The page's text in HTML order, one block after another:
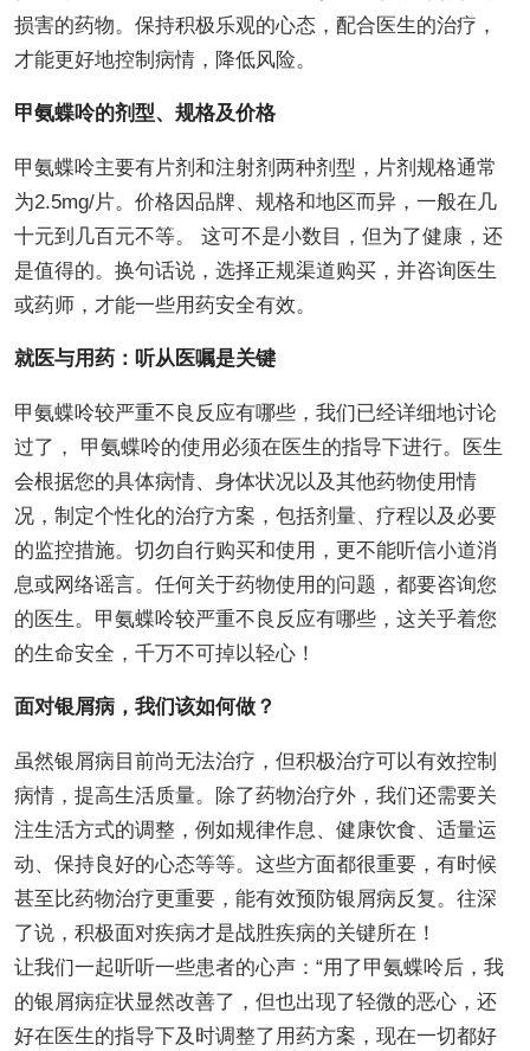
损害的药物。保持积极乐观的心态，配合医生的治疗，
才能更好地控制病情，降低风险。
甲氨蝶呤的剂型、规格及价格
甲氨蝶呤主要有片剂和注射剂两种剂型，片剂规格通常
为2.5mg/片。价格因品牌、规格和地区而异，一般在几
十元到几百元不等。 这可不是小数目，但为了健康，还
是值得的。换句话说，选择正规渠道购买，并咨询医生
或药师，才能一些用药安全有效。
就医与用药：听从医嘱是关键
甲氨蝶呤较严重不良反应有哪些，我们已经详细地讨论
过了， 甲氨蝶呤的使用必须在医生的指导下进行。医生
会根据您的具体病情、身体状况以及其他药物使用情
况，制定个性化的治疗方案，包括剂量、疗程以及必要
的监控措施。切勿自行购买和使用，更不能听信小道消
息或网络谣言。任何关于药物使用的问题，都要咨询您
的医生。甲氨蝶呤较严重不良反应有哪些，这关乎着您
的生命安全，千万不可掉以轻心！
面对银屑病，我们该如何做？
虽然银屑病目前尚无法治疗，但积极治疗可以有效控制
病情，提高生活质量。除了药物治疗外，我们还需要关
注生活方式的调整，例如规律作息、健康饮食、适量运
动、保持良好的心态等等。这些方面都很重要，有时候
甚至比药物治疗更重要，能有效预防银屑病反复。往深
了说，积极面对疾病才是战胜疾病的关键所在！
让我们一起听听一些患者的心声：“用了甲氨蝶呤后，我
的银屑病症状显然改善了，但也出现了轻微的恶心，还
好在医生的指导下及时调整了用药方案，现在一切都好